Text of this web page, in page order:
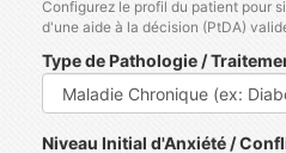
Configurez le profil du patient pour
d'une aide à la décision (PtDA)
Type de Pathologie /
Niveau Initial d'Anxiété /